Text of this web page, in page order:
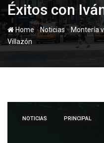
Éxitos con
Home-Noticias-Montería
Villazón
NOTICIAS PRINCIPAL